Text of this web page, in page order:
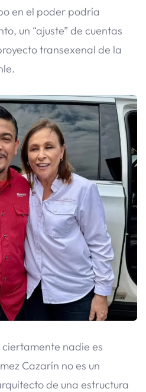
en el poder podría
un “ajuste” de cuentas
transexenal de la
nadie es
Cazarín no es un
de una estructura